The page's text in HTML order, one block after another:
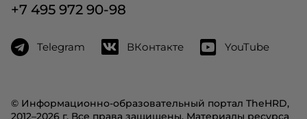
© Информационно-образовательный портал TheHRD,
2012–2026 г. Все права защищены. Материалы ресурса
+7 495 972 90-98
Telegram ВКонтакте YouTube